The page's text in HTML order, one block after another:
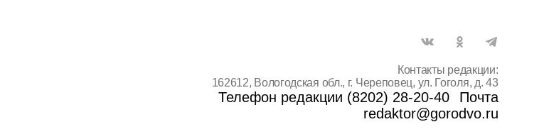
Контакты редакции:
162612, Вологодская обл., г. Череповец, ул. Гоголя, д. 43
Телефон редакции (8202) 28-20-40
Почта
redaktor@gorodvo.ru